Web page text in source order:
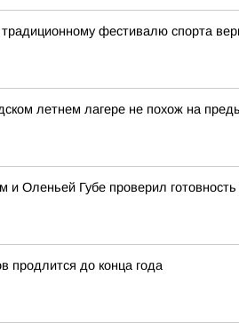
фестивалю спорта
летнем лагере не похож на
Оленьей Губе проверил
продлится до конца года